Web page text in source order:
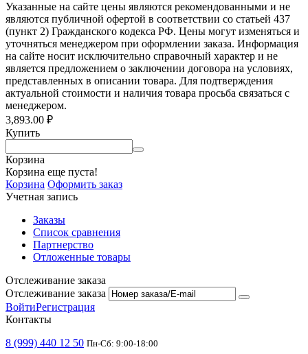
Указанные на сайте цены являются рекомендованными и не
являются публичной офертой в соответствии со статьей 437
(пункт 2) Гражданского кодекса РФ. Цены могут изменяться и
уточняться менеджером при оформлении заказа. Информация
на сайте носит исключительно справочный характер и не
является предложением о заключении договора на условиях,
представленных в описании товара. Для подтверждения
актуальной стоимости и наличия товара просьба связаться с
менеджером.
3,893.00 ₽
Купить
Корзина
Корзина еще пуста!
Корзина Оформить заказ
Учетная запись
Заказы
Список сравнения
Партнерство
Отложенные товары
Отслеживание заказа
Отслеживание заказа
ВойтиРегистрация
Контакты
8 (999) 440 12 50 Пн-Сб: 9:00-18:00